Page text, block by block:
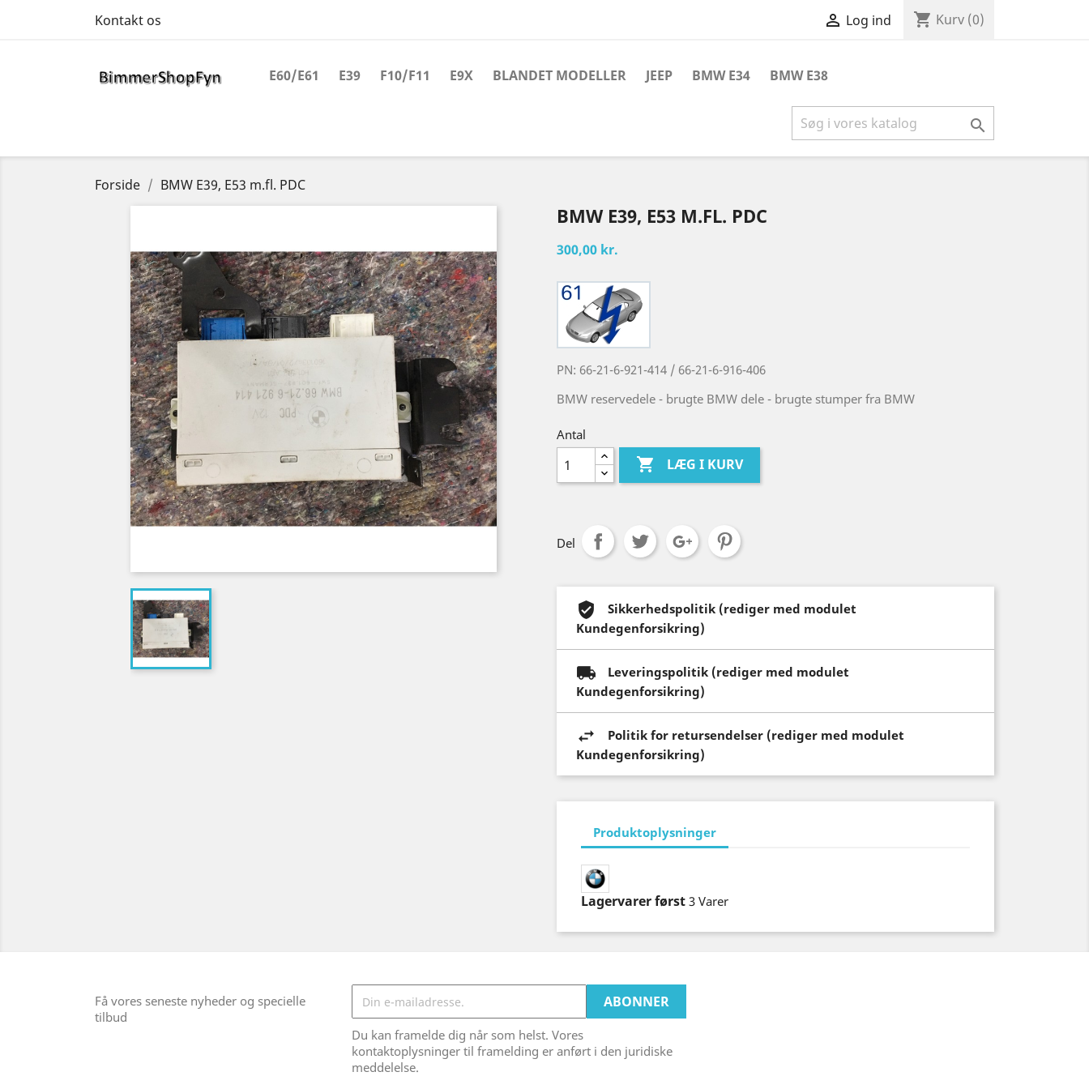
Kontakt os  Log ind shopping_cart Kurv (0)
E60/E61 E39 F10/F11 E9X BLANDET MODELLER JEEP BMW E34 BMW E38

Forside BMW E39, E53 m.fl. PDC
BMW E39, E53 M.FL. PDC
300,00 kr.
PN: 66-21-6-921-414 / 66-21-6-916-406
BMW reservedele - brugte BMW dele - brugte stumper fra BMW
Antal
 LÆG I KURV
Del
Sikkerhedspolitik (rediger med modulet
Kundegenforsikring)
Leveringspolitik (rediger med modulet
Kundegenforsikring)
Politik for retursendelser (rediger med modulet
Kundegenforsikring)
Produktoplysninger
Lagervarer først 3 Varer
Få vores seneste nyheder og specielle
tilbud
Du kan framelde dig når som helst. Vores
kontaktoplysninger til framelding er anført i den juridiske
meddelelse.